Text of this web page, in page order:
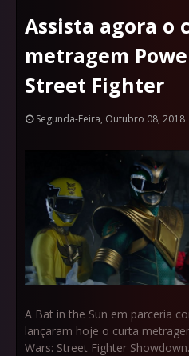
Assista agora o
metragem
Street Fighter
Segunda-Feira, Outubro 08, 2018
A Bat in the Sun em parceria
lançaram hoje o curta
Wars: Street Fighter Showdown.